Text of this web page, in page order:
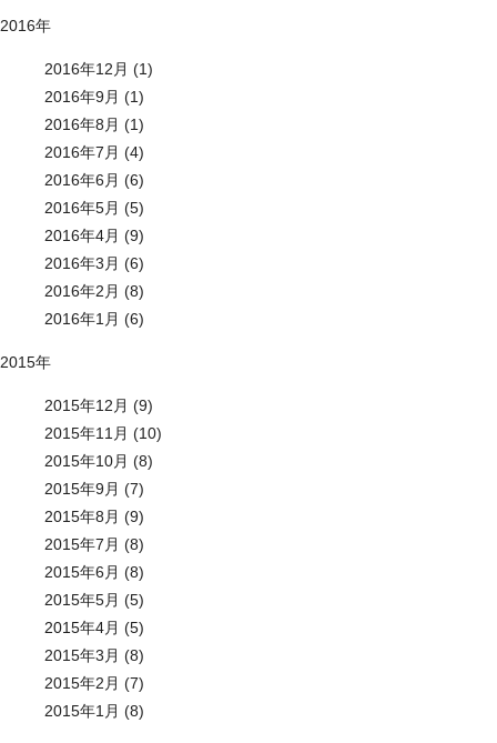
2016年
2016年12月 (1)
2016年9月 (1)
2016年8月 (1)
2016年7月 (4)
2016年6月 (6)
2016年5月 (5)
2016年4月 (9)
2016年3月 (6)
2016年2月 (8)
2016年1月 (6)
2015年
2015年12月 (9)
2015年11月 (10)
2015年10月 (8)
2015年9月 (7)
2015年8月 (9)
2015年7月 (8)
2015年6月 (8)
2015年5月 (5)
2015年4月 (5)
2015年3月 (8)
2015年2月 (7)
2015年1月 (8)